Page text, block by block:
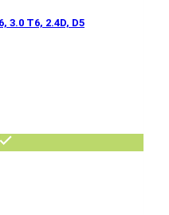
3.0 T6, 2.4D, D5